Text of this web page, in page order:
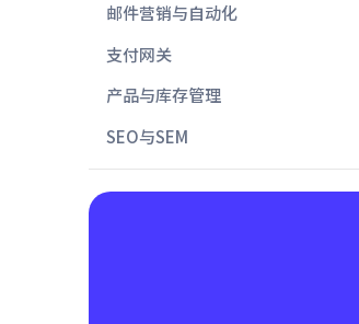
邮件营销与自动化
支付网关
产品与库存管理
SEO与SEM